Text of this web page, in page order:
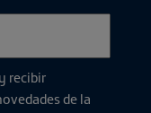
y recibir
de la